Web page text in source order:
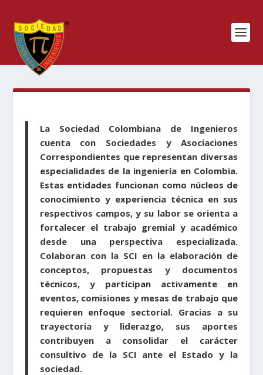
La Sociedad Colombiana de Ingenieros
cuenta con Sociedades y Asociaciones
Correspondientes que representan diversas
especialidades de la ingeniería en Colombia.
Estas entidades funcionan como núcleos de
conocimiento y experiencia técnica en sus
respectivos campos, y su labor se orienta a
fortalecer el trabajo gremial y académico
desde una perspectiva especializada.
Colaboran con la SCI en la elaboración de
conceptos, propuestas y documentos
técnicos, y participan activamente en
eventos, comisiones y mesas de trabajo que
requieren enfoque sectorial. Gracias a su
trayectoria y liderazgo, sus aportes
contribuyen a consolidar el carácter
consultivo de la SCI ante el Estado y la
sociedad.